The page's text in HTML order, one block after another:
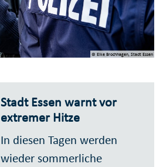
© Elke Brochhagen, Stadt Essen
Stadt Essen warnt vor
extremer Hitze
In diesen Tagen werden
wieder sommerliche